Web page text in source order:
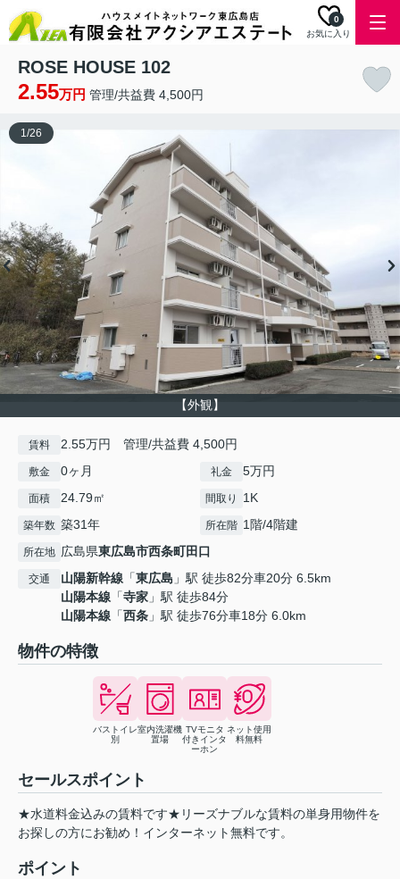
お気に入り
0
ROSE HOUSE 102
2.55万円 管理/共益費 4,500円
【外観】
1/26
賃料 2.55万円 管理/共益費 4,500円
敷金 0ヶ月 礼金 5万円
面積 24.79㎡ 間取り 1K
築年数 築31年 所在階 1階/4階建
所在地 広島県東広島市西条町田口
交通 山陽新幹線 「東広島 」駅 徒歩82分車20分 6.5km
山陽本線 「寺家 」駅 徒歩84分
山陽本線 「西条 」駅 徒歩76分車18分 6.0km
物件の特徴
バストイレ
別
室内洗濯機
置場
TVモニタ
付きインタ
ーホン
ネット使用
料無料
セールスポイント
★水道料金込みの賃料です★リーズナブルな賃料の単身用物件を
お探しの方にお勧め！インターネット無料です。
ポイント